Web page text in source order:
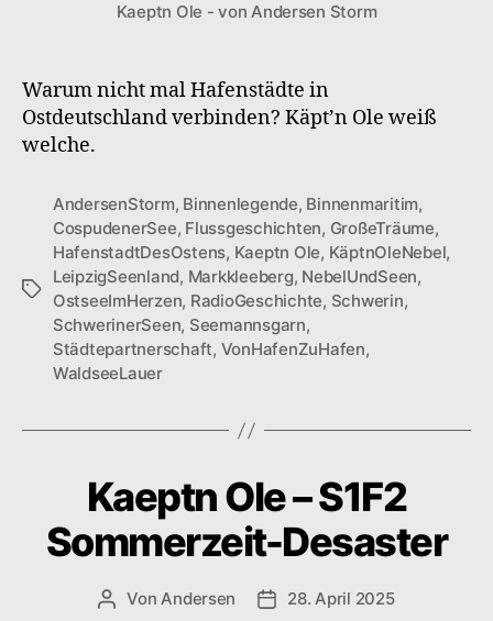
S1F3
Kaeptn Ole - von Andersen Storm
Warum nicht mal Hafenstädte in
Ostdeutschland verbinden? Käpt’n Ole weiß
welche.
Schlagwörter
AndersenStorm, Binnenlegende, Binnenmaritim,
CospudenerSee, Flussgeschichten, GroßeTräume,
HafenstadtDesOstens, Kaeptn Ole, KäptnOleNebel,
LeipzigSeenland, Markkleeberg, NebelUndSeen,
OstseeImHerzen, RadioGeschichte, Schwerin,
SchwerinerSeen, Seemannsgarn,
Städtepartnerschaft, VonHafenZuHafen,
WaldseeLauer
Kaeptn Ole – S1F2
Sommerzeit-Desaster
Beitragsautor
VonAndersen Veröffentlichungsdatum
28. April 2025